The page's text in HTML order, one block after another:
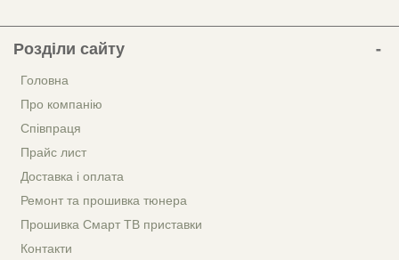
Розділи сайту
Головна
Про компанію
Співпраця
Прайс лист
Доставка і оплата
Ремонт та прошивка тюнера
Прошивка Смарт ТВ приставки
Контакти